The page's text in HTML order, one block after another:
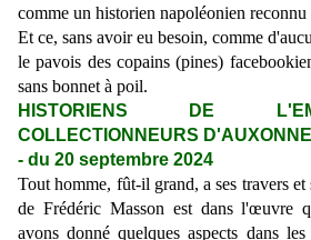
comme un historien napoléonien reconnu
Et ce, sans avoir eu besoin, comme
le pavois des copains (pines)
sans bonnet à poil.
HISTORIENS DE
COLLECTIONNEURS
- du 20 septembre 2024
Tout homme, fût-il grand, a ses travers et
de Frédéric Masson est dans l'œuvre
avons donné quelques aspects dans